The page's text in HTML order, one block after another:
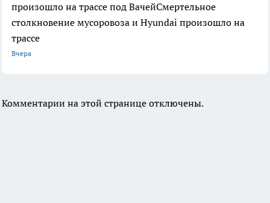
произошло на трассе под ВачейСмертельное
столкновение мусоровоза и Hyundai произошло на
трассе
Вчера
Комментарии на этой странице отключены.